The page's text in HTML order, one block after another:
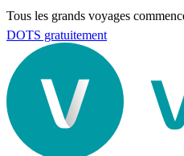
Tous les grands voyages
DOTS gratuitement